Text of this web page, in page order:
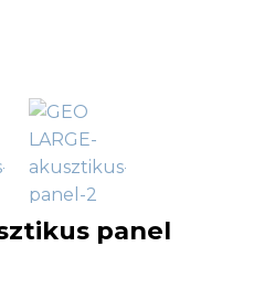
panel